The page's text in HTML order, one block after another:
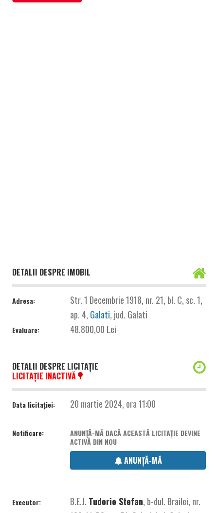
DETALII DESPRE IMOBIL
Adresa:
Str. 1 Decembrie 1918, nr. 21, bl. C, sc. 1,
ap. 4, Galati, jud. Galati
Evaluare: 48.800,00 Lei
DETALII DESPRE LICITAȚIE
LICITAȚIE INACTIVĂ
Data licitației: 20 martie 2024, ora 11:00
Notificare:
ANUNȚĂ-MĂ DACĂ ACEASTĂ LICITAȚIE DEVINE
ACTIVĂ DIN NOU
ANUNȚĂ-MĂ
Executor: B.E.J. Tudorie Stefan, b-dul. Brailei, nr.